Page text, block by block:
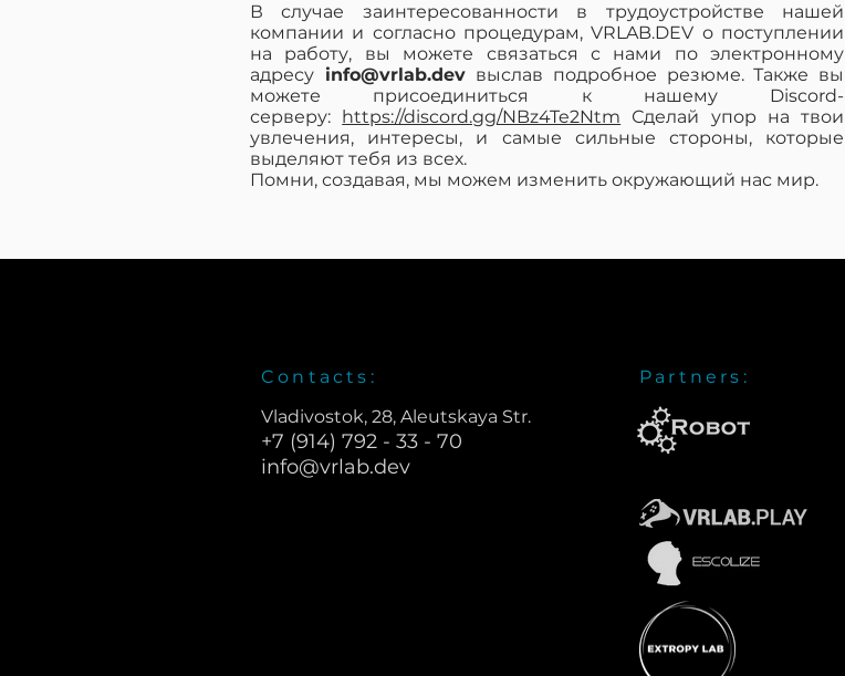
В случае заинтересованности в трудоустройстве нашей
компании и согласно процедурам, VRLAB.DEV о поступлении
на работу, вы можете связаться с нами по электронному
адресу info@vrlab.dev выслав подробное резюме. Также вы
можете присоединиться к нашему Discord-
серверу: https://discord.gg/NBz4Te2Ntm Сделай упор на твои
увлечения, интересы, и самые сильные стороны, которые
выделяют тебя из всех.
Помни, создавая, мы можем изменить окружающий нас мир.
Contacts:
Vladivostok, 28, Aleutskaya Str.
+7 (914) 792 - 33 - 70
info@vrlab.dev
Partners: